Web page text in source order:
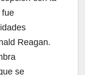
fue
Reagan.
se